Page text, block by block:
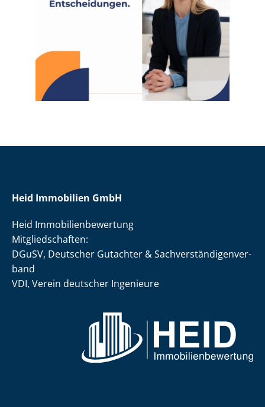
Heid Immobilien GmbH
Heid Im­mo­bi­li­en­be­wer­tung
Mit­glied­schaf­ten:
DGuSV, Deutscher Gutachter & Sach­ver­stän­di­gen­ver­
band
VDI, Verein deutscher Ingenieure